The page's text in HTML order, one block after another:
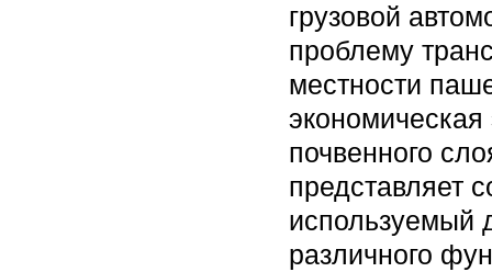
грузовой
проблему
местности
почвенного
представляет
используемый
различного